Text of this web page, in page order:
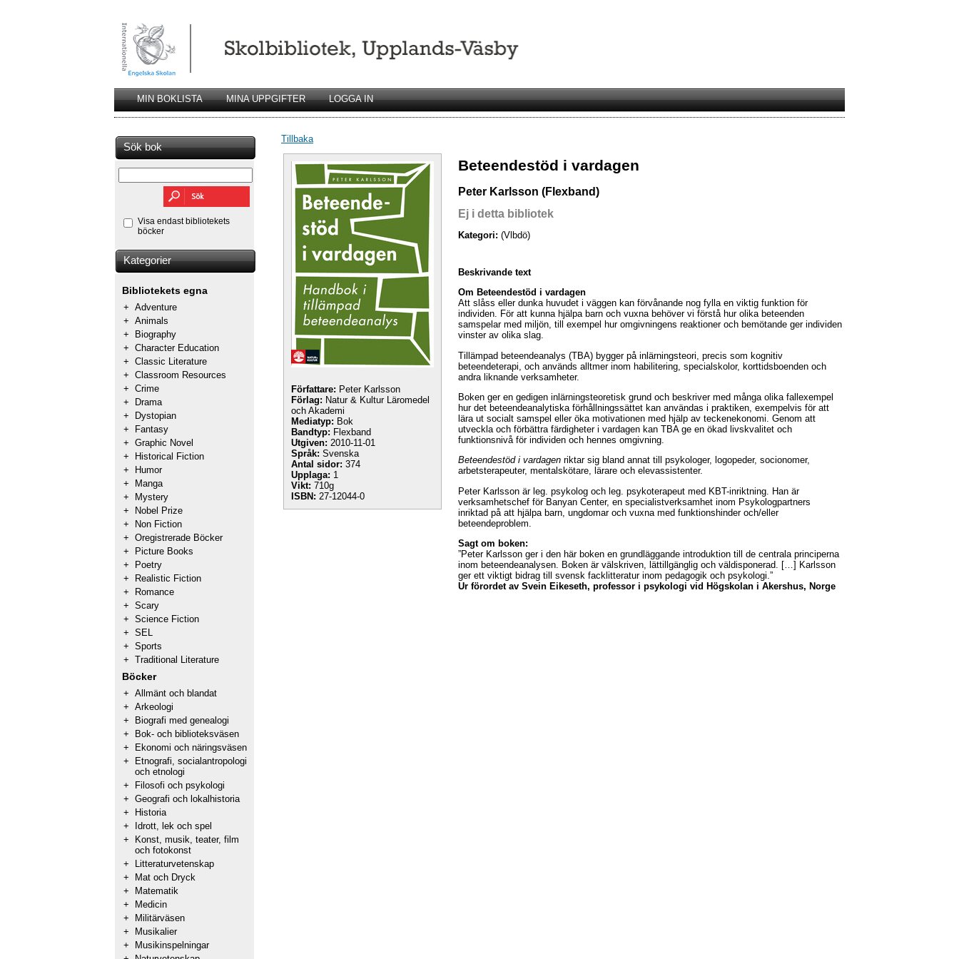
MIN BOKLISTA MINA UPPGIFTER LOGGA IN
Sök bok
Visa endast bibliotekets
böcker
Kategorier
Bibliotekets egna
+ Adventure
+ Animals
+
Biography
+ Character Education
+ Classic Literature
+ Classroom Resources
+ Crime
+
Drama
+
Dystopian
+
Fantasy
+ Graphic Novel
+
Historical Fiction
+
Humor
+
Manga
+
Mystery
+
Nobel Prize
+
Non Fiction
+ Oregistrerade Böcker
+
Picture Books
+
Poetry
+
Realistic Fiction
+
Romance
+ Scary
+ Science Fiction
+ SEL
+ Sports
+ Traditional Literature
Böcker
+ Allmänt och blandat
+ Arkeologi
+
Biografi med genealogi
+
Bok- och biblioteksväsen
+
Ekonomi och näringsväsen
+
Etnografi, socialantropologi
och etnologi
+
Filosofi och psykologi
+ Geografi och lokalhistoria
+
Historia
+
Idrott, lek och spel
+
Konst, musik, teater, film
och fotokonst
+
Litteraturvetenskap
+
Mat och Dryck
+
Matematik
+
Medicin
+
Militärväsen
+
Musikalier
+
Musikinspelningar
Tillbaka
Författare: Peter Karlsson
Förlag: Natur & Kultur Läromedel
och Akademi
Mediatyp: Bok
Bandtyp: Flexband
Utgiven: 2010-11-01
Språk: Svenska
Antal sidor: 374
Upplaga: 1
Vikt: 710g
ISBN: 27-12044-0
Beteendestöd i vardagen
Peter Karlsson (Flexband)
Ej i detta bibliotek
Kategori: (Vlbdö)
Beskrivande text
Om Beteendestöd i vardagen
Att slåss eller dunka huvudet i väggen kan förvånande nog fylla en viktig funktion för
individen. För att kunna hjälpa barn och vuxna behöver vi förstå hur olika beteenden
samspelar med miljön, till exempel hur omgivningens reaktioner och bemötande ger individen
vinster av olika slag.
Tillämpad beteendeanalys (TBA) bygger på inlärningsteori, precis som kognitiv
beteendeterapi, och används alltmer inom habilitering, specialskolor, korttidsboenden och
andra liknande verksamheter.
Boken ger en gedigen inlärningsteoretisk grund och beskriver med många olika fallexempel
hur det beteendeanalytiska förhållningssättet kan användas i praktiken, exempelvis för att
lära ut socialt samspel eller öka motivationen med hjälp av teckenekonomi. Genom att
utveckla och förbättra färdigheter i vardagen kan TBA ge en ökad livskvalitet och
funktionsnivå för individen och hennes omgivning.
Beteendestöd i vardagen riktar sig bland annat till psykologer, logopeder, socionomer,
arbetsterapeuter, mentalskötare, lärare och elevassistenter.
Peter Karlsson är leg. psykolog och leg. psykoterapeut med KBT-inriktning. Han är
verksamhetschef för Banyan Center, en specialistverksamhet inom Psykologpartners
inriktad på att hjälpa barn, ungdomar och vuxna med funktionshinder och/eller
beteendeproblem.
Sagt om boken:
”Peter Karlsson ger i den här boken en grundläggande introduktion till de centrala principerna
inom beteendeanalysen. Boken är välskriven, lättillgänglig och väldisponerad. […] Karlsson
ger ett viktigt bidrag till svensk facklitteratur inom pedagogik och psykologi.”
Ur förordet av Svein Eikeseth, professor i psykologi vid Högskolan i Akershus, Norge